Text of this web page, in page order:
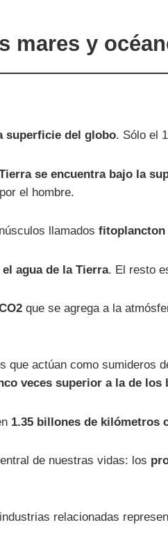
mares y
superficie del globo. Sólo el
se encuentra bajo la
el hombre.
llamados fitoplancton
agua de la Tierra. El resto
que se agrega a la
que actúan como sumideros
veces superior a la de los
1.35 billones de kilómetros
de nuestras vidas: los
relacionadas